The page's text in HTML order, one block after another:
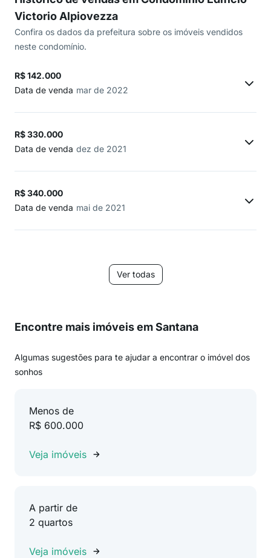
Victorio Alpiovezza
Confira os dados da prefeitura sobre os imóveis vendidos
neste condomínio.
R$ 142.000
Data de venda mar de 2022
R$ 330.000
Data de venda dez de 2021
R$ 340.000
Data de venda mai de 2021
Ver todas
Encontre mais imóveis em Santana
Algumas sugestões para te ajudar a encontrar o imóvel dos
sonhos
Menos de
R$ 600.000
Veja imóveis
A partir de
2 quartos
Veja imóveis